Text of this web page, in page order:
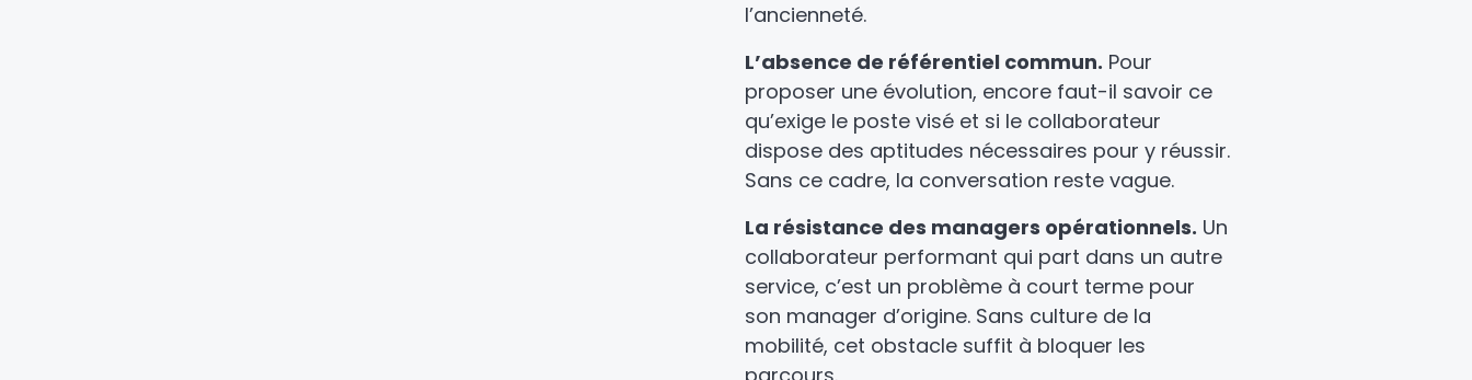
l’ancienneté.
L’absence de référentiel commun. Pour
proposer une évolution, encore faut-il savoir ce
qu’exige le poste visé et si le collaborateur
dispose des aptitudes nécessaires pour y réussir.
Sans ce cadre, la conversation reste vague.
La résistance des managers opérationnels. Un
collaborateur performant qui part dans un autre
service, c’est un problème à court terme pour
son manager d’origine. Sans culture de la
mobilité, cet obstacle suffit à bloquer les